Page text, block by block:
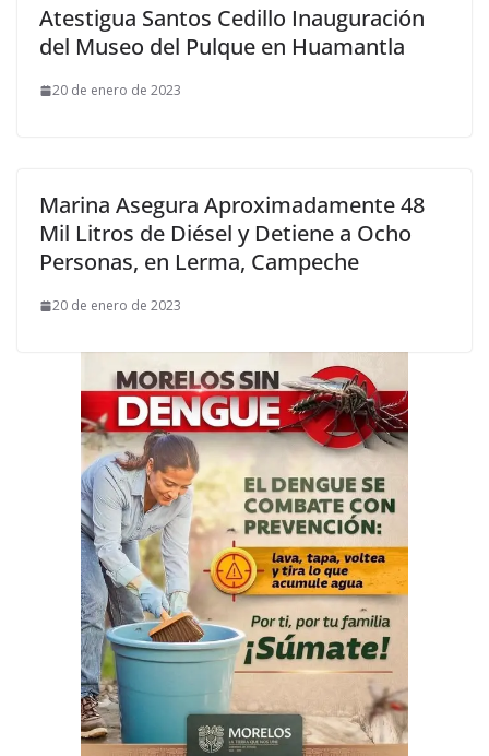
Atestigua Santos Cedillo Inauguración
del Museo del Pulque en Huamantla
20 de enero de 2023
Marina Asegura Aproximadamente 48
Mil Litros de Diésel y Detiene a Ocho
Personas, en Lerma, Campeche
20 de enero de 2023